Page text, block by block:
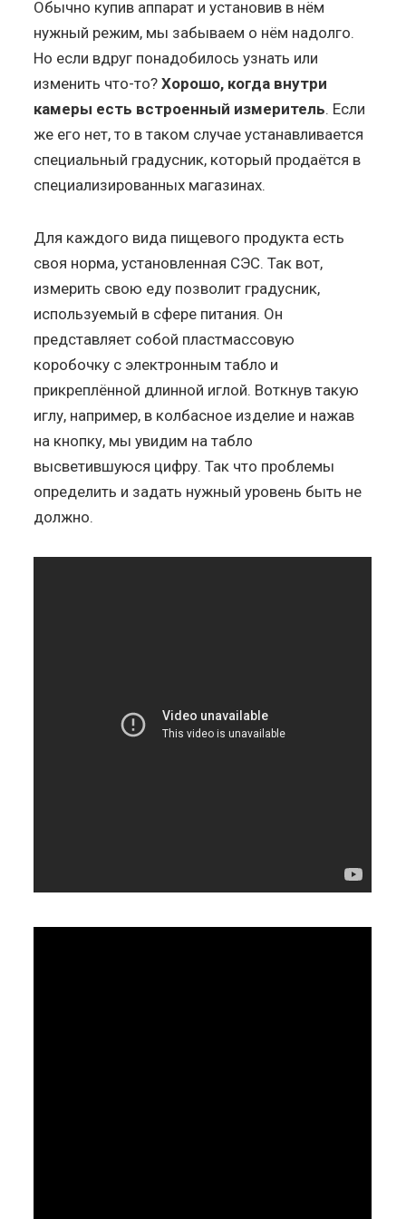
Обычно купив аппарат и установив в нём
нужный режим, мы забываем о нём надолго.
Но если вдруг понадобилось узнать или
изменить что-то?Хорошо, когда внутри
камеры есть встроенный измеритель. Если
же его нет, то в таком случае устанавливается
специальный градусник, который продаётся в
специализированных магазинах.
Для каждого вида пищевого продукта есть
своя норма, установленная СЭС. Так вот,
измерить свою еду позволит градусник,
используемый в сфере питания. Он
представляет собой пластмассовую
коробочку с электронным табло и
прикреплённой длинной иглой. Воткнув такую
иглу, например, в колбасное изделие и нажав
на кнопку, мы увидим на табло
высветившуюся цифру. Так что проблемы
определить и задать нужный уровень быть не
должно.